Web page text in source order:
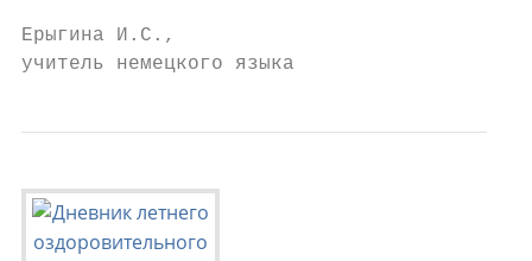
Ерыгина И.С.,
учитель немецкого языка